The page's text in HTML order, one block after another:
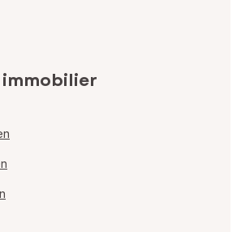
immobilier